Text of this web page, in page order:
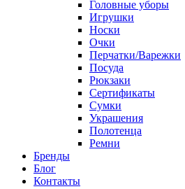
Головные уборы
Игрушки
Носки
Очки
Перчатки/Варежки
Посуда
Рюкзаки
Сертификаты
Сумки
Украшения
Полотенца
Ремни
Бренды
Блог
Контакты